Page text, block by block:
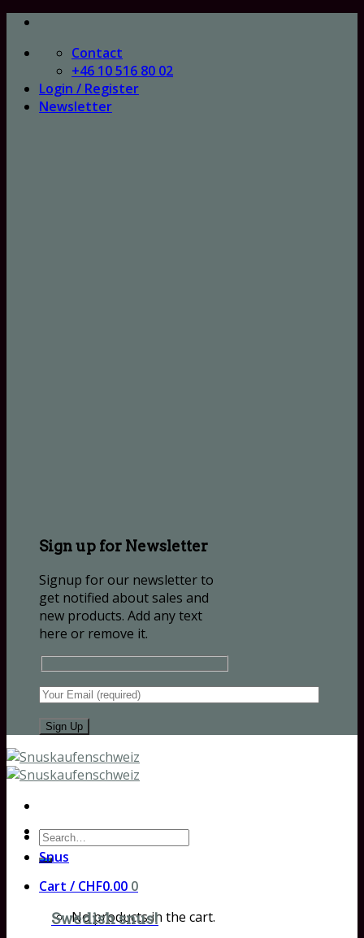
Skip
content
Contact
+46 10 516 80 02
Login / Register
Newsletter
Sign up for Newsletter
Signup for our newsletter to
get notified about sales and
new products. Add any text
here or remove it.
Search
for:
Cart / CHF0.00 0
No products in the cart.
Snus
Swedish snus!